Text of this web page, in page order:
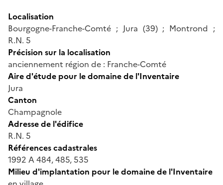
Localisation
Bourgogne-Franche-Comté ; Jura (39) ; Montrond ;
R.N. 5
Précision sur la localisation
anciennement région de : Franche-Comté
Aire d'étude pour le domaine de l'Inventaire
Jura
Canton
Champagnole
Adresse de l'édifice
R.N. 5
Références cadastrales
1992 A 484, 485, 535
Milieu d'implantation pour le domaine de l'Inventaire